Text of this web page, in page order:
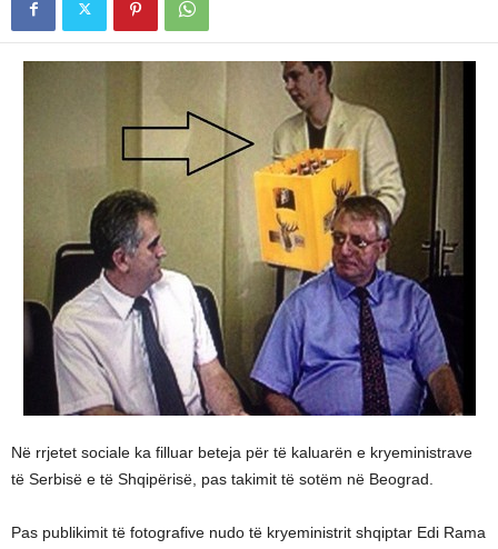
Në rrjetet sociale ka filluar beteja për të kaluarën e kryeministrave
të Serbisë e të Shqipërisë, pas takimit të sotëm në Beograd.
Pas publikimit të fotografive nudo të kryeministrit shqiptar Edi Rama